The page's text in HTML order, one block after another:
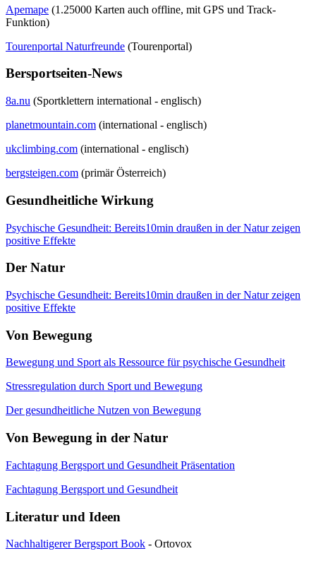
Apemape (1.25000 Karten auch offline, mit GPS und Track-
Funktion)
Tourenportal Naturfreunde (Tourenportal)
Bersportseiten-News
8a.nu (Sportklettern international - englisch)
planetmountain.com (international - englisch)
ukclimbing.com (international - englisch)
bergsteigen.com (primär Österreich)
Gesundheitliche Wirkung
Psychische Gesundheit: Bereits10min draußen in der Natur zeigen
positive Effekte
Der Natur
Psychische Gesundheit: Bereits10min draußen in der Natur zeigen
positive Effekte
Von Bewegung
Bewegung und Sport als Ressource für psychische Gesundheit
Stressregulation durch Sport und Bewegung
Der gesundheitliche Nutzen von Bewegung
Von Bewegung in der Natur
Fachtagung Bergsport und Gesundheit Präsentation
Fachtagung Bergsport und Gesundheit
Literatur und Ideen
Nachhaltigerer Bergsport Book - Ortovox